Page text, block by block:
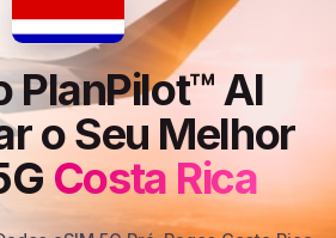
PlanPilot™ AI
o Seu Melhor
Costa Rica